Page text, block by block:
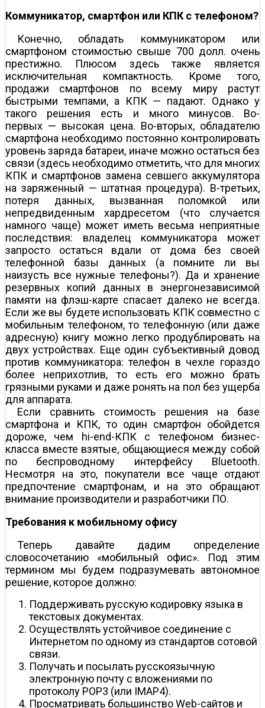
Коммуникатор, смартфон или КПК с телефоном?
Конечно, обладать коммуникатором или
смартфоном стоимостью свыше 700 долл. очень
престижно. Плюсом здесь также является
исключительная компактность. Кроме того,
продажи смартфонов по всему миру растут
быстрыми темпами, а КПК — падают. Однако у
такого решения есть и много минусов. Во-
первых — высокая цена. Во-вторых, обладателю
смартфона необходимо постоянно контролировать
уровень заряда батареи, иначе можно остаться без
связи (здесь необходимо отметить, что для многих
КПК и смартфонов замена севшего аккумулятора
на заряженный — штатная процедура). В-третьих,
потеря данных, вызванная поломкой или
непредвиденным хардресетом (что случается
намного чаще) может иметь весьма неприятные
последствия: владелец коммуникатора может
запросто остаться вдали от дома без своей
телефонной базы данных (а помните ли вы
наизусть все нужные телефоны?). Да и хранение
резервных копий данных в энергонезависимой
памяти на флэш-карте спасает далеко не всегда.
Если же вы будете использовать КПК совместно с
мобильным телефоном, то телефонную (или даже
адресную) книгу можно легко продублировать на
двух устройствах. Еще один субъективный довод
против коммуникатора: телефон в чехле гораздо
более неприхотлив, то есть его можно брать
грязными руками и даже ронять на пол без ущерба
для аппарата.
Если сравнить стоимость решения на базе
смартфона и КПК, то один смартфон обойдется
дороже, чем hi-end-КПК с телефоном бизнес-
класса вместе взятые, общающиеся между собой
по беспроводному интерфейсу Bluetooth.
Несмотря на это, покупатели все чаще отдают
предпочтение смартфонам, и на это обращают
внимание производители и разработчики ПО.
Требования к мобильному офису
Теперь давайте дадим определение
словосочетанию «мобильный офис». Под этим
термином мы будем подразумевать автономное
решение, которое должно:
Поддерживать русскую кодировку языка в
текстовых документах.
Осуществлять устойчивое соединение с
Интернетом по одному из стандартов сотовой
связи.
Получать и посылать русскоязычную
электронную почту с вложениями по
протоколу POP3 (или IMAP4).
Просматривать большинство Web-сайтов и